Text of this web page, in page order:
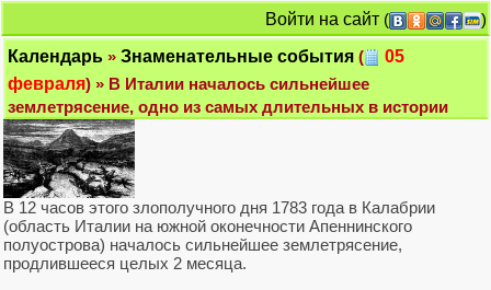
Войти на сайт (
)
Календарь » Знаменательные события (
05
февраля) » В Италии началось сильнейшее
землетрясение, одно из самых длительных в истории
В 12 часов этого злополучного дня 1783 года в Калабрии
(область Италии на южной оконечности Апеннинского
полуострова) началось сильнейшее землетрясение,
продлившееся целых 2 месяца.